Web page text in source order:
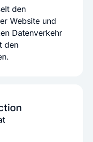
den
Website und
Datenverkehr
den